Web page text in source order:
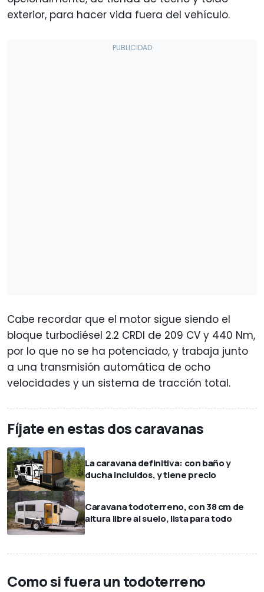
exterior, para hacer vida fuera del vehículo.
Cabe recordar que el motor sigue siendo el
bloque turbodiésel 2.2 CRDI de 209 CV y 440 Nm,
por lo que no se ha potenciado, y trabaja junto
a una transmisión automática de ocho
velocidades y un sistema de tracción total.
Fíjate en estas dos caravanas
La caravana definitiva: con baño y
ducha incluidos, y tiene precio
Caravana todoterreno, con 38 cm de
altura libre al suelo, lista para todo
Como si fuera un todoterreno